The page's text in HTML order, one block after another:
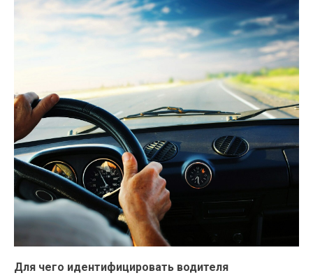
Для чего идентифицировать водителя